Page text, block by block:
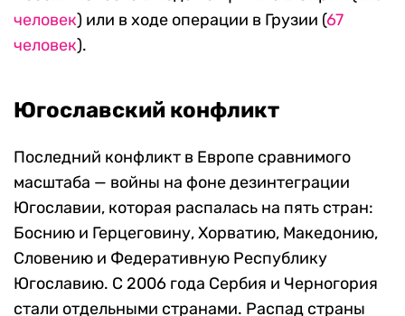
человек) или в ходе операции в Грузии (67
человек).
Югославский конфликт
Последний конфликт в Европе сравнимого
масштаба — войны на фоне дезинтеграции
Югославии, которая распалась на пять стран:
Боснию и Герцеговину, Хорватию, Македонию,
Словению и Федеративную Республику
Югославию. С 2006 года Сербия и Черногория
стали отдельными странами. Распад страны